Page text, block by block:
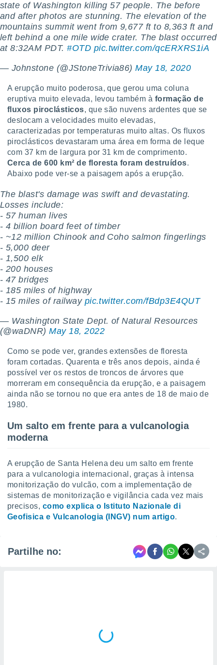
state of Washington killing 57 people. The before
and after photos are stunning. The elevation of the
mountains summit went from 9,677 ft to 8,363 ft and
left behind a one mile wide crater. The blast occurred
at 8:32AM PDT.#OTD pic.twitter.com/qcERXRS1iA
— Johnstone (@JStoneTrivia86)May 18, 2020
A erupção muito poderosa, que gerou uma coluna
eruptiva muito elevada, levou também à formação de
fluxos piroclásticos, que são nuvens ardentes que se
deslocam a velocidades muito elevadas,
caracterizadas por temperaturas muito altas. Os fluxos
piroclásticos devastaram uma área em forma de leque
com 37 km de largura por 31 km de comprimento.
Cerca de 600 km² de floresta foram destruídos.
Abaixo pode ver-se a paisagem após a erupção.
The blast's damage was swift and devastating.
Losses include:
- 57 human lives
- 4 billion board feet of timber
- ~12 million Chinook and Coho salmon fingerlings
- 5,000 deer
- 1,500 elk
- 200 houses
- 47 bridges
- 185 miles of highway
- 15 miles of railway pic.twitter.com/fBdp3E4QUT
— Washington State Dept. of Natural Resources
(@waDNR)May 18, 2022
Como se pode ver, grandes extensões de floresta
foram cortadas. Quarenta e três anos depois, ainda é
possível ver os restos de troncos de árvores que
morreram em consequência da erupção, e a paisagem
ainda não se tornou no que era antes de 18 de maio de
1980.
Um salto em frente para a vulcanologia
moderna
A erupção de Santa Helena deu um salto em frente
para a vulcanologia internacional, graças à intensa
monitorização do vulcão, com a implementação de
sistemas de monitorização e vigilância cada vez mais
precisos, como explica o Istituto Nazionale di
Geofisica e Vulcanologia (INGV) num artigo.
Partilhe no: